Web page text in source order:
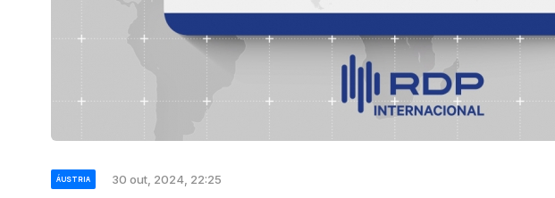
ÁUSTRIA 30 out, 2024, 22:25